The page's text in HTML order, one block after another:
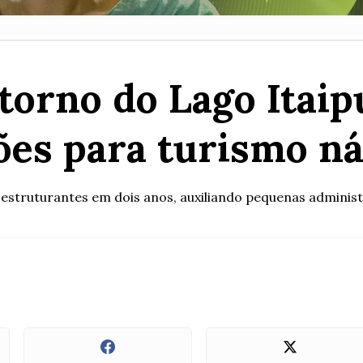
do Lago
para turismo
em dois anos, auxiliando pequenas